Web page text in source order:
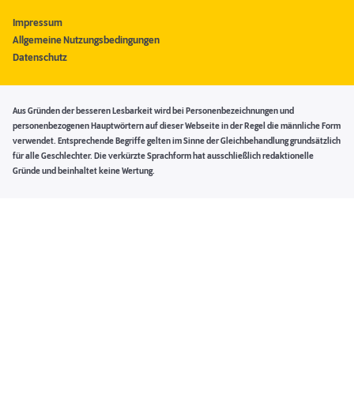
Impressum
Allgemeine Nutzungsbedingungen
Datenschutz
Aus Gründen der besseren Lesbarkeit wird bei Personenbezeichnungen und
personenbezogenen Hauptwörtern auf dieser Webseite in der Regel die männliche Form
verwendet. Entsprechende Begriffe gelten im Sinne der Gleichbehandlung grundsätzlich
für alle Geschlechter. Die verkürzte Sprachform hat ausschließlich redaktionelle
Gründe und beinhaltet keine Wertung.